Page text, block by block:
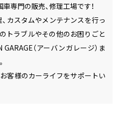
車専門の販売、修理工場です！
、カスタムやメンテナンスを行っ
トラブルやその他のお困りごと
（アーバンガレージ）ま
客様のカーライフをサポートい